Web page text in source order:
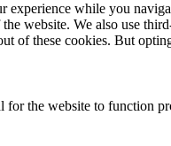
while you
website. We also use
of these cookies. But
for the website to function